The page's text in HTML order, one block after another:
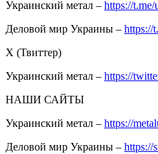
Украинский метал – https://t.me/
Деловой мир Украины – https://
Х (Твиттер)
Украинский метал – https://
НАШИ САЙТЫ
Украинский метал – https://
Деловой мир Украины – https://